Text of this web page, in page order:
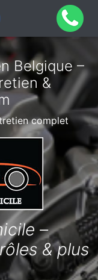
Belgique –
&
complet
–
& plus